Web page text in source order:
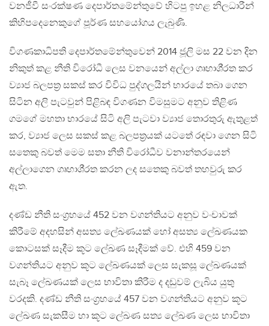
වනජීවී සංරක්ෂණ දෙපාර්තමේන්තුවේ හිටපු ඉහළ නිලධාරීන්
කිහිපදෙනෙකුගේ පූර්ණ සහයෝගය ලැබුණි.
විගණකාධිපති දෙපාර්තමේන්තුවෙන් 2014 ජූලි මස 22 වන දින
නිකුත් කළ නීති විරෝධී ලෙස වනයෙන් අල්ලා ගෘහාශි‍්‍රත කර
ව්‍යාජ බලපත‍්‍ර සකස් කර විවිධ පුද්ගලයින් භාරයේ තබා ගෙන
සිටින අලි පැටවුන් පිළිබඳ විගණන විමසුමට අනුව තිළිණ
ගමගේ මහතා භාරයේ සිටි අලි පැටවා ව්‍යාජ තොරතුරු ඇතුළත්
කර, ව්‍යාජ ලෙස සකස් කළ බලපත‍්‍රයක් යටතේ රඳවා ගෙන සිටි
සතෙකු බවත් මෙම සතා නීති විරෝධීව වනාන්තරයෙන්
අල්ලාගෙන ගෘහාශි‍්‍රත කරන ලද සතෙකු බවත් තහවුරු කර
ඇත.
දණ්ඩ නීති සංග‍්‍රහයේ 452 වන වගන්තියට අනුව වංචාවක්
කිරීමේ අදහසින් අසත්‍ය ලේඛණයක් හෝ අසත්‍ය ලේඛණයක
කොටසක් සෑදීම කූට ලේඛණ සෑදීමක් වේ. එහි 459 වන
වගන්තියට අනුව කූට ලේඛණයක් ලෙස සැකසූ ලේඛණයක්
සැබෑ ලේඛණයක් ලෙස භාවිතා කිරීම ද දඩුවම් ලැබිය යුතු
වරදකි. දණ්ඩ නීති සංග‍්‍රහයේ 457 වන වගන්තියට අනුව කූට
ලේඛණ සැකසීම හා කූට ලේඛණ සත්‍ය ලේඛණ ලෙස භාවිතා